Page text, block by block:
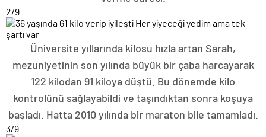
2/9
Üniversite yıllarında kilosu hızla artan Sarah,
mezuniyetinin son yılında büyük bir çaba harcayarak
122 kilodan 91 kiloya düştü. Bu dönemde kilo
kontrolünü sağlayabildi ve taşındıktan sonra koşuya
başladı. Hatta 2010 yılında bir maraton bile tamamladı.
3/9